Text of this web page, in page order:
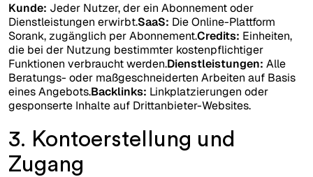
Kunde: Jeder Nutzer, der ein Abonnement oder
Dienstleistungen erwirbt.SaaS: Die Online-Plattform
Sorank, zugänglich per Abonnement.Credits: Einheiten,
die bei der Nutzung bestimmter kostenpflichtiger
Funktionen verbraucht werden.Dienstleistungen: Alle
Beratungs- oder maßgeschneiderten Arbeiten auf Basis
eines Angebots.Backlinks: Linkplatzierungen oder
gesponserte Inhalte auf Drittanbieter-Websites.
3. Kontoerstellung und
Zugang